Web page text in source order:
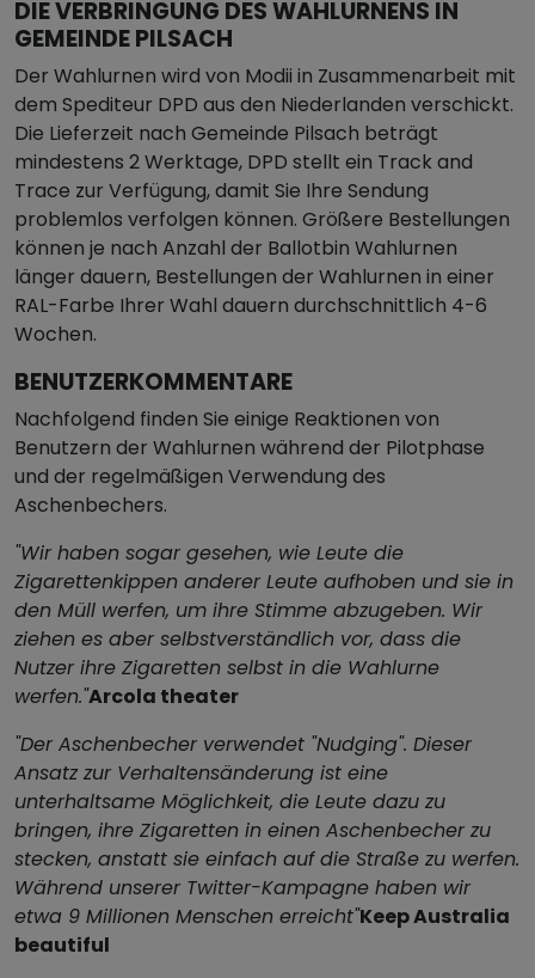
DIE VERBRINGUNG DES WAHLURNENS IN
GEMEINDE PILSACH
Der Wahlurnen wird von Modii in Zusammenarbeit mit
dem Spediteur DPD aus den Niederlanden verschickt.
Die Lieferzeit nach Gemeinde Pilsach beträgt
mindestens 2 Werktage, DPD stellt ein Track and
Trace zur Verfügung, damit Sie Ihre Sendung
problemlos verfolgen können. Größere Bestellungen
können je nach Anzahl der Ballotbin Wahlurnen
länger dauern, Bestellungen der Wahlurnen in einer
RAL-Farbe Ihrer Wahl dauern durchschnittlich 4-6
Wochen.
BENUTZERKOMMENTARE
Nachfolgend finden Sie einige Reaktionen von
Benutzern der Wahlurnen während der Pilotphase
und der regelmäßigen Verwendung des
Aschenbechers.
"Wir haben sogar gesehen, wie Leute die
Zigarettenkippen anderer Leute aufhoben und sie in
den Müll werfen, um ihre Stimme abzugeben. Wir
ziehen es aber selbstverständlich vor, dass die
Nutzer ihre Zigaretten selbst in die Wahlurne
werfen."Arcola theater
"Der Aschenbecher verwendet "Nudging". Dieser
Ansatz zur Verhaltensänderung ist eine
unterhaltsame Möglichkeit, die Leute dazu zu
bringen, ihre Zigaretten in einen Aschenbecher zu
stecken, anstatt sie einfach auf die Straße zu werfen.
Während unserer Twitter-Kampagne haben wir
etwa 9 Millionen Menschen erreicht"Keep Australia
beautiful